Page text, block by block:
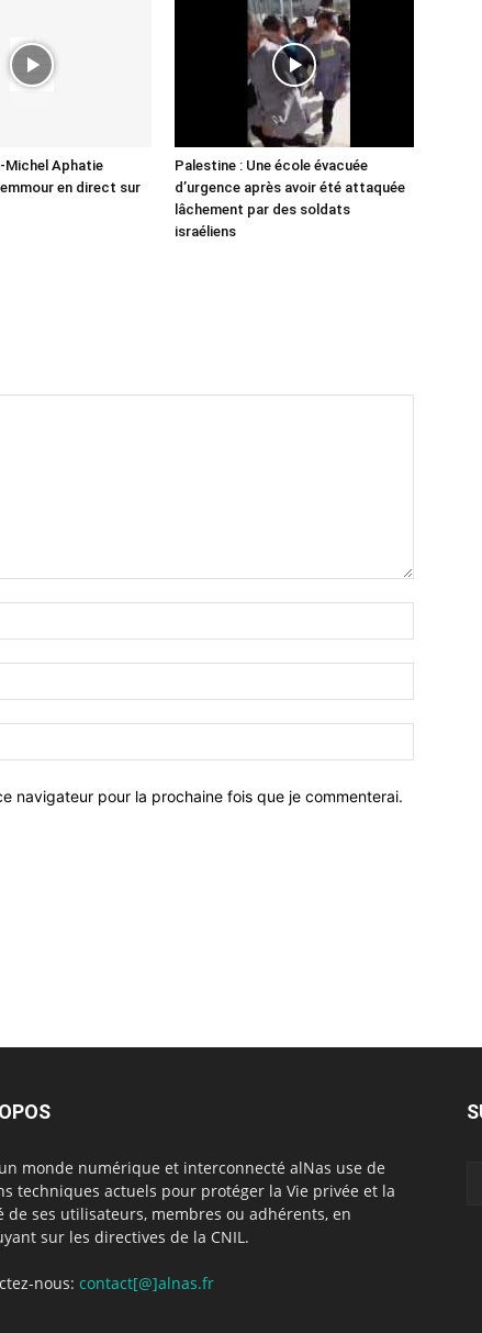
Michel Aphatie
en direct sur
Palestine : Une école évacuée
d’urgence après avoir été attaquée
lâchement par des soldats
israéliens
navigateur pour la prochaine fois que je commenterai.
monde numérique et interconnecté alNas use de
techniques actuels pour protéger la Vie privée et la
de ses utilisateurs, membres ou adhérents, en
sur les directives de la CNIL.
nous: contact[@]alnas.fr